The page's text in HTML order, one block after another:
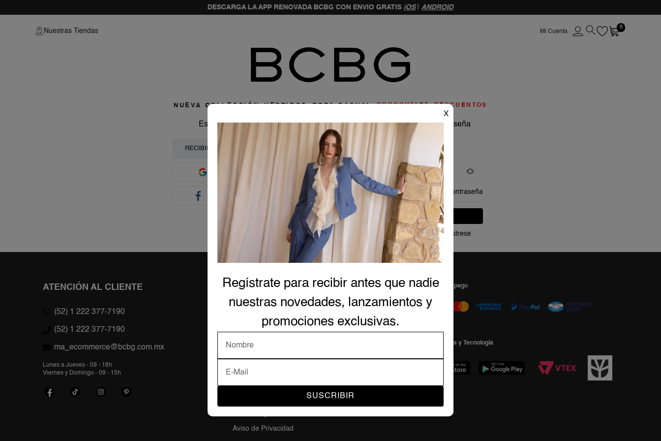
DESCARGA LA APP RENOVADA BCBG CON ENVIO GRATIS iOS| ANDROID
Nuestras Tiendas
0
NUEVA COLLECCIÓN VESTIDOS ROPA CASUAL BCBGOUTLET DESCUENTOS
vamos a probar
Escoja una opción para entrar
RECIBIR CÓDIGO DE ACCESO POR E-MAIL
GOOGLE
ENTRAR CON FACEBOOK
Entrar con e-mail y contraseña
Olvidé mi contraseña
Entrar
¿No tiene una cuenta? Regístrese
ATENCIÓN AL CLIENTE
(52) 1 222 377-7190
(52) 1 222 377-7190
ma_ecommerce@bcbg.com.mx
Lunes a Jueves - 09 - 18h
Viernes y Domingo - 09 - 15h
AYUDA Y SOPORTE
Mi Cuenta
Mis Pedidos
Acerca de Nosotros
Trabaja en BCBG
Aviso de Privacidad
Formas de pago
Plataformas y Tecnología
X
Regístrate para recibir antes que nadie
nuestras novedades, lanzamientos y
promociones exclusivas.
SUSCRIBIR